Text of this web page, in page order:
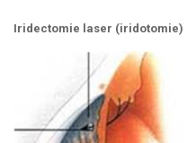
Iridectomie laser (iridotomie)